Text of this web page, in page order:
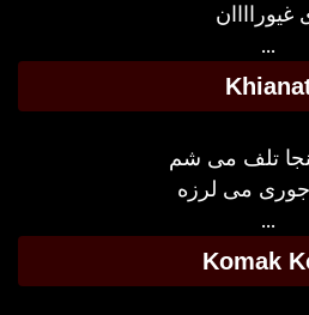
غیوراااان
...
تلف می شم
می لرزه
...
Komak